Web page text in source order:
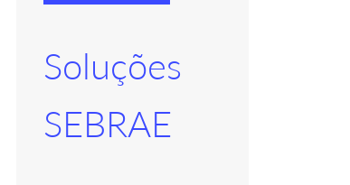
Soluções
SEBRAE